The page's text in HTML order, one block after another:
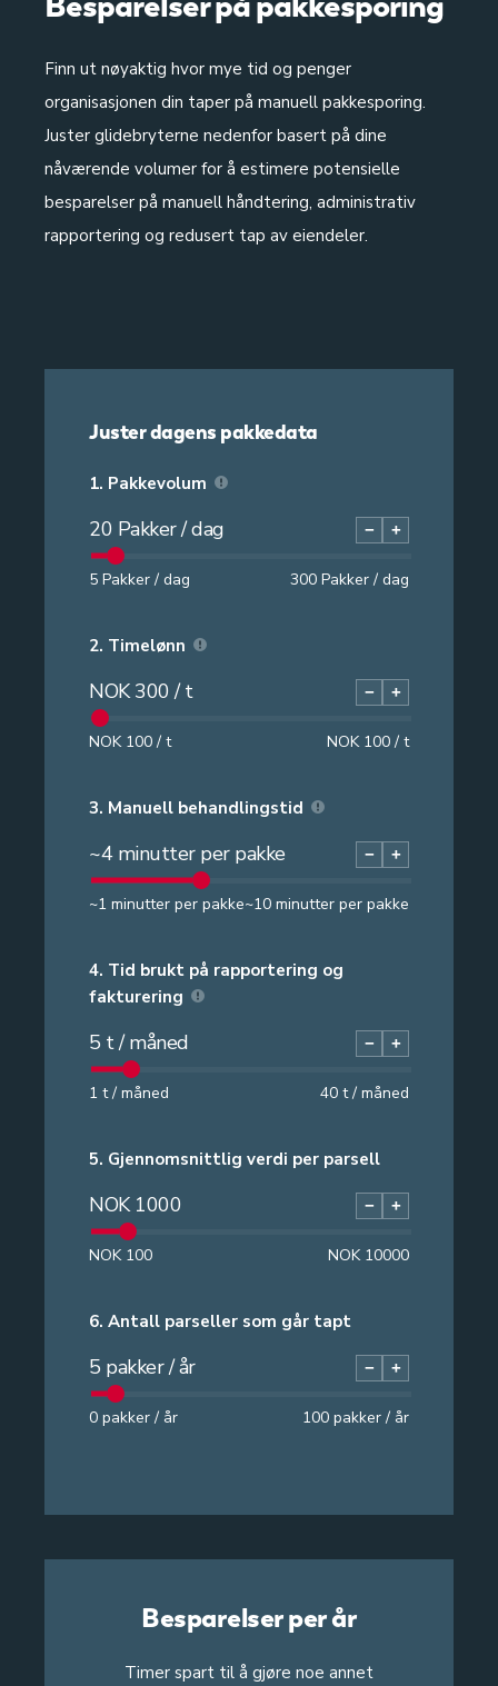
Finn ut nøyaktig hvor mye tid og penger
organisasjonen din taper på manuell pakkesporing.
Juster glidebryterne nedenfor basert på dine
nåværende volumer for å estimere potensielle
besparelser på manuell håndtering, administrativ
rapportering og redusert tap av eiendeler.
Juster dagens pakkedata
1. Pakkevolum
20 Pakker / dag − +
5 Pakker / dag 300 Pakker / dag
2. Timelønn
NOK300/ t − +
NOK 100 / t NOK 100 / t
3. Manuell behandlingstid
~4minutter per pakke − +
~1 minutter per pakke~10 minutter per pakke
4. Tid brukt på rapportering og
fakturering
5 t / måned − +
1 t / måned 40 t / måned
5. Gjennomsnittlig verdi per parsell
NOK 1000 − +
NOK 100 NOK 10000
6. Antall parseller som går tapt
5 pakker / år − +
0 pakker / år 100 pakker / år
Besparelser per år
Timer spart til å gjøre noe annet